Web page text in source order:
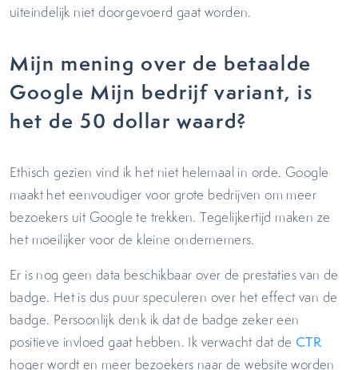
uiteindelijk niet doorgevoerd gaat worden.
Mijn mening over de betaalde
Google Mijn bedrijf variant, is
het de 50 dollar waard?
Ethisch gezien vind ik het niet helemaal in orde. Google
maakt het eenvoudiger voor grote bedrijven om meer
bezoekers uit Google te trekken. Tegelijkertijd maken ze
het moeilijker voor de kleine ondernemers.
Er is nog geen data beschikbaar over de prestaties van de
badge. Het is dus puur speculeren over het effect van de
badge. Persoonlijk denk ik dat de badge zeker een
positieve invloed gaat hebben. Ik verwacht dat de CTR
hoger wordt en meer bezoekers naar de website worden